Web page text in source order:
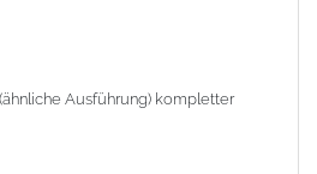
Ausführung) kompletter